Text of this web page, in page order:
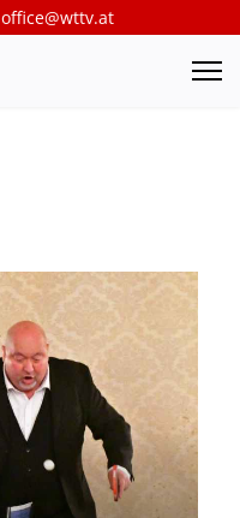
office@wttv.at